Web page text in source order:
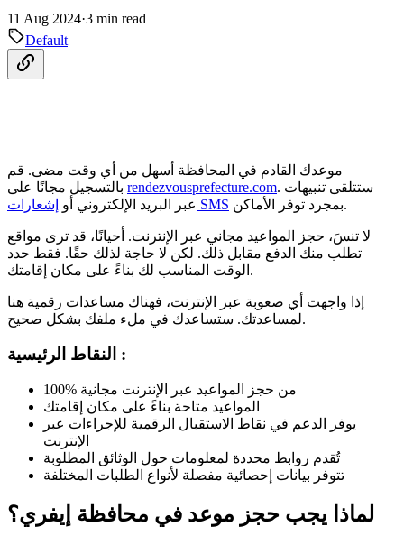
11 Aug 2024·3 min read
Default
موعدك القادم في المحافظة أسهل من أي وقت مضى. قم
rendezvousprefecture.com. ستتلقى تنبيهات
عبر البريد الإلكتروني أو إشعارات SMS بمجرد توفر الأماكن.
لا تنسَ، حجز المواعيد مجاني عبر الإنترنت. أحيانًا، قد ترى مواقع
تطلب منك الدفع مقابل ذلك. لكن لا حاجة لذلك حقًا. فقط حدد
الوقت المناسب لك بناءً على مكان إقامتك.
إذا واجهت أي صعوبة عبر الإنترنت، فهناك مساعدات رقمية هنا
لمساعدتك. ستساعدك في ملء ملفك بشكل صحيح.
النقاط الرئيسية :
100% من حجز المواعيد عبر الإنترنت مجانية
المواعيد متاحة بناءً على مكان إقامتك
يوفر الدعم في نقاط الاستقبال الرقمية للإجراءات عبر
الإنترنت
تُقدم روابط محددة لمعلومات حول الوثائق المطلوبة
تتوفر بيانات إحصائية مفصلة لأنواع الطلبات المختلفة
لماذا يجب حجز موعد في محافظة إيفري؟